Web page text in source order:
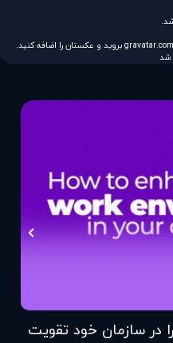
gravatar.comبروید و عکستان را اضافه کنید.
شد
در سازمان خود تقویت